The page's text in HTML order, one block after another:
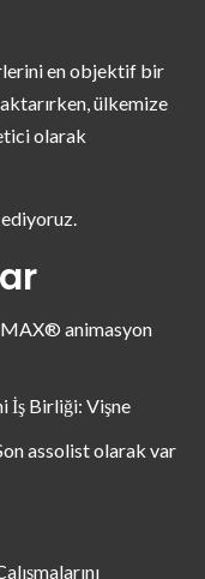
en objektif bir
ülkemize
olarak
animasyon
İş Birliği: Vişne
assolist olarak var